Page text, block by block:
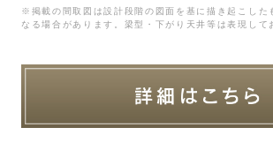
※掲載の間取図は設計段階の図面を基に描き起こした
なる場合があります。梁型・下がり天井等は表現して